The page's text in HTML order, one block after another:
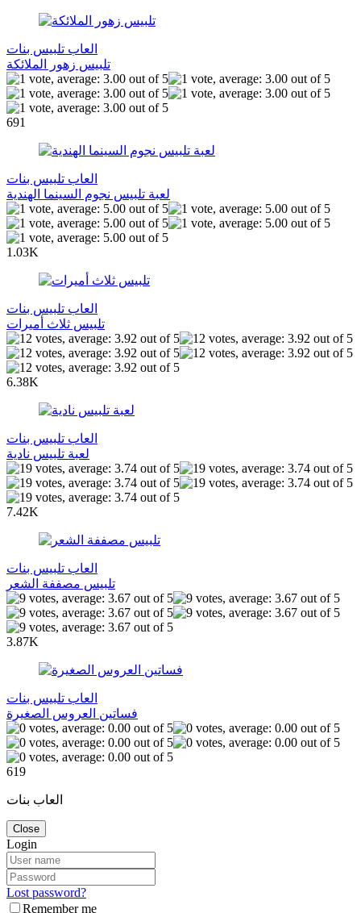
العاب تلبيس بنات
تلبيس زهور الملائكة
691
العاب تلبيس بنات
لعبة تلبيس نجوم السينما الهندية
1.03K
العاب تلبيس بنات
تلبيس ثلاث أميرات
6.38K
العاب تلبيس بنات
لعبة تلبيس نادية
7.42K
العاب تلبيس بنات
تلبيس مصففة الشعر
3.87K
العاب تلبيس بنات
فساتين العروس الصغيرة
619
العاب بنات
Close
Login
Lost password?
Remember me